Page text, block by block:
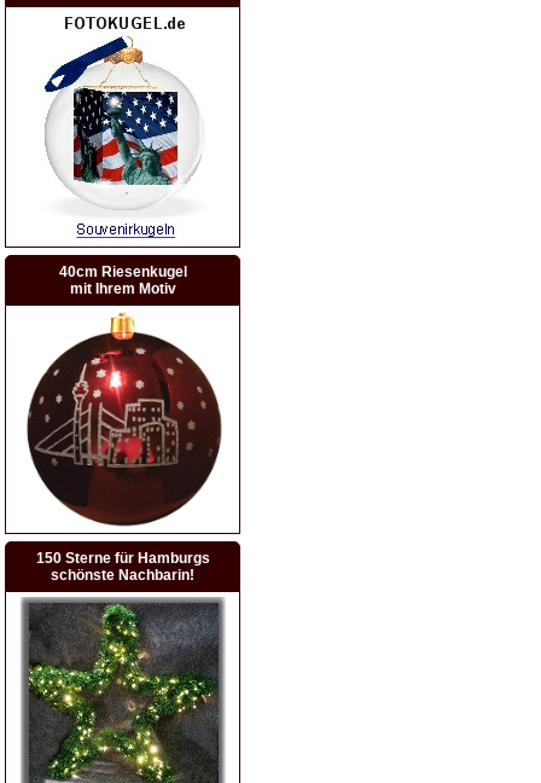
40cm Riesenkugel
mit Ihrem Motiv
150 Sterne für Hamburgs
schönste Nachbarin!